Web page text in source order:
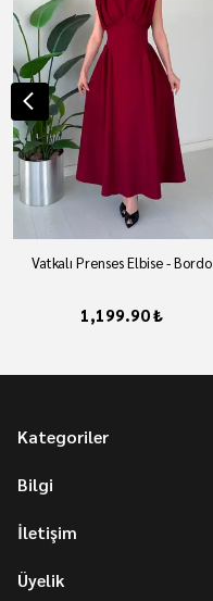
Vatkalı Prenses Elbise - Bordo
1,199.90 ₺
Kategoriler
Bilgi
İletişim
Üyelik